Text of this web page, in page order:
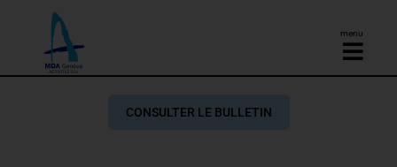
menu
CONSULTER LE BULLETIN